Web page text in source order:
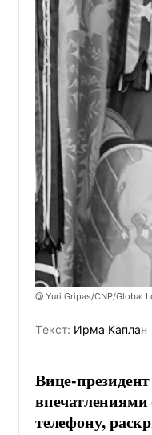
@ Yuri Gripas/CNP/Global
Tекст: Ирма Каплан
Вице-
телефону,